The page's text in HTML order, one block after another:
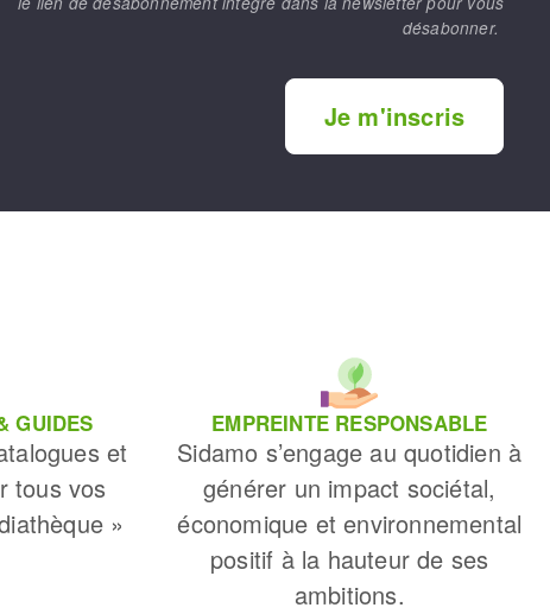
désabonner.
Je m'inscris
GUIDES
et
tous vos
»
EMPREINTE RESPONSABLE
Sidamo s’engage au quotidien à
générer un impact sociétal,
économique et environnemental
positif à la hauteur de ses
ambitions.